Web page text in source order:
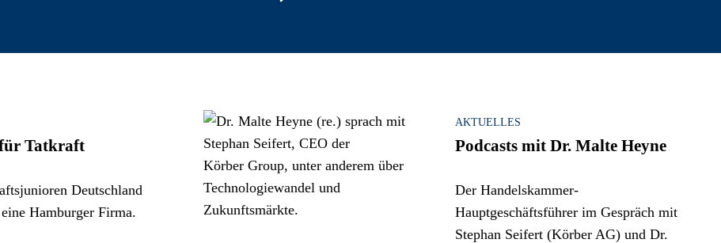
für Tatkraft
Deutschland
Hamburger Firma.
AKTUELLES
Podcasts mit Dr. Malte Heyne
Der Handelskammer-
Hauptgeschäftsführer im Gespräch mit
Stephan Seifert (Körber AG) und Dr.